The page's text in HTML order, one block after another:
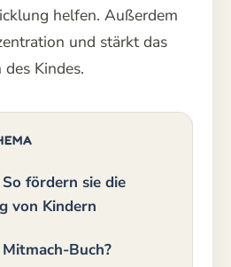
helfen. Außerdem
und stärkt das
Kindes.
fördern sie die
von Kindern
Buch?